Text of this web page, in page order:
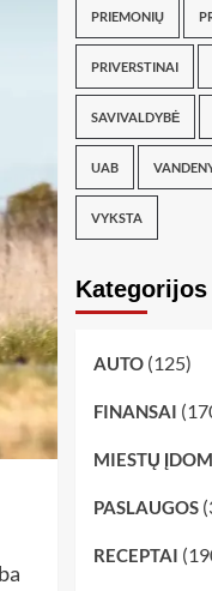
PRIEMONIŲ
PRIVERSTINAI
SAVIVALDYBĖ
UAB
VYKSTA
Kategorijos
AUTO(125)
FINANSAI
MIESTŲ
PASLAUGOS
RECEPTAI